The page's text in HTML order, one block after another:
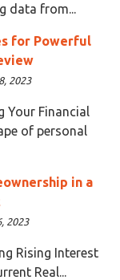
data from...
for Powerful
2023
Your Financial
of personal
in a
2023
Rising Interest
Real...